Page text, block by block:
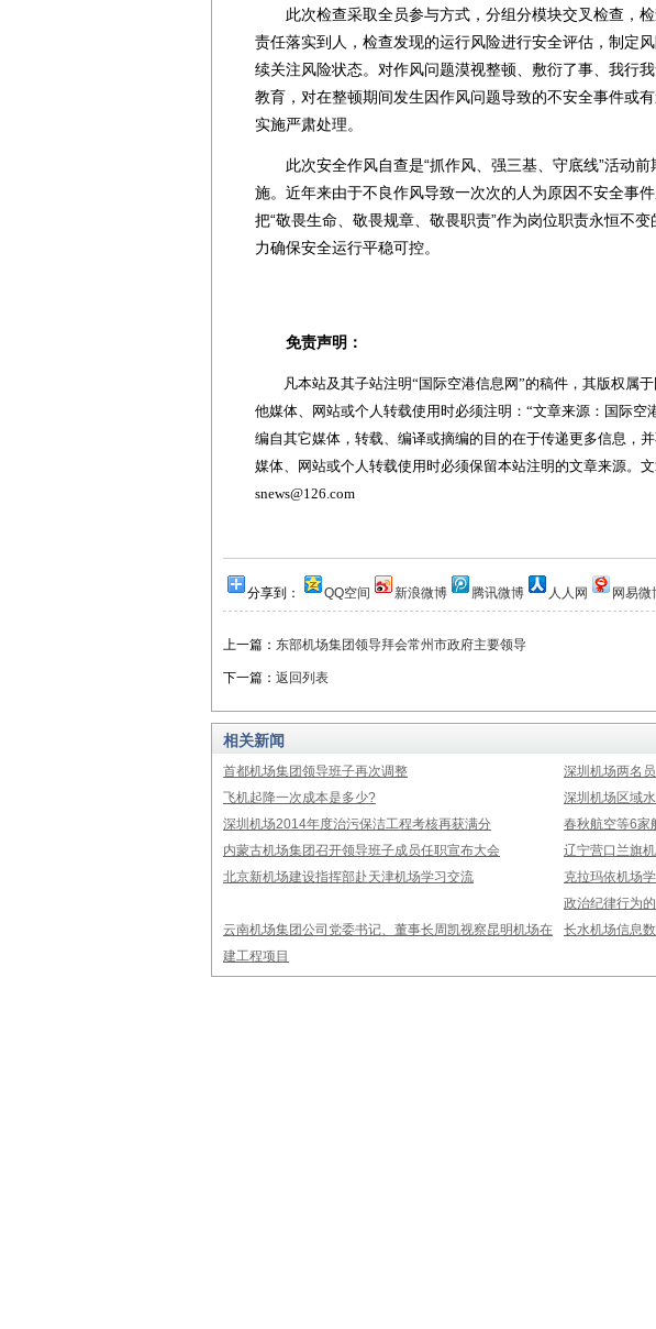
此次检查采取全员参与方式，分组分模块交叉检查，检
责任落实到人，检查发现的运行风险进行安全评估，制定
续关注风险状态。对作风问题漠视整顿、敷衍了事、我行
教育，对在整顿期间发生因作风问题导致的不安全事件或
实施严肃处理。
此次安全作风自查是“抓作风、强三基、守底线”活动前
施。近年来由于不良作风导致一次次的人为原因不安全事
把“敬畏生命、敬畏规章、敬畏职责”作为岗位职责永恒不
力确保安全运行平稳可控。
免责声明：
凡本站及其子站注明“国际空港信息网”的稿件，其版权属于
他媒体、网站或个人转载使用时必须注明：“文章来源：国际空
编自其它媒体，转载、编译或摘编的目的在于传递更多信息，
媒体、网站或个人转载使用时必须保留本站注明的文章来源。
snews@126.com
分享到： QQ空间 新浪微博 腾讯微博 人人网 网易微
上一篇： 东部机场集团领导拜会常州市政府主要领导
下一篇： 返回列表
相关新闻
首都机场集团领导班子再次调整
深圳机场两名
飞机起降一次成本是多少?
深圳机场区域
深圳机场2014年度治污保洁工程考核再获满分
春秋航空等6家
内蒙古机场集团召开领导班子成员任职宣布大会
辽宁营口兰旗
北京新机场建设指挥部赴天津机场学习交流
克拉玛依机场
政治纪律行为的
云南机场集团公司党委书记、董事长周凯视察昆明机场在
建工程项目
长水机场信息